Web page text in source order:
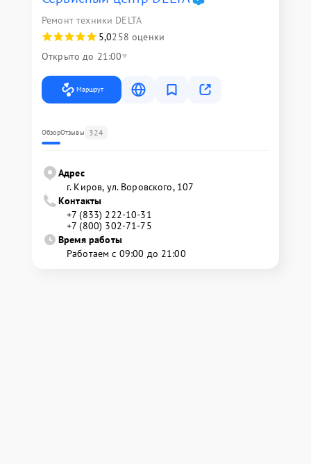
Ремонт техники DELTA
5,0258 оценки
Открыто до 21:00
Маршрут
ОбзорОтзывы 324
Адрес
г. Киров, ул. Воровского, 107
Контакты
+7 (833) 222-10-31
+7 (800) 302-71-75
Время работы
Работаем с 09:00 до 21:00